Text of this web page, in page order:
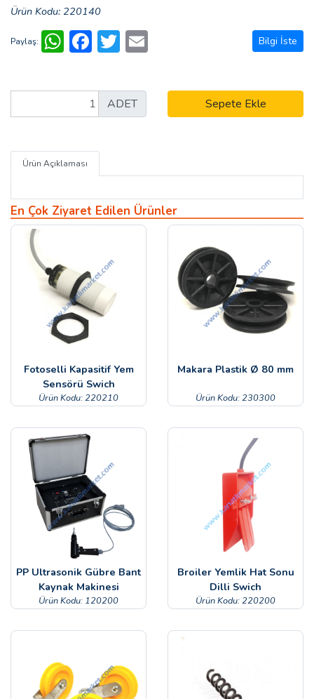
Ürün Kodu: 220140
Paylaş: WhatsApp
Facebook
Twitter Bilgi İste
ADET Sepete Ekle
Ürün Açıklaması
En Çok Ziyaret Edilen Ürünler
Fotoselli Kapasitif Yem
Sensörü Swich
Ürün Kodu: 220210
Makara Plastik Ø 80 mm
Ürün Kodu: 230300
PP Ultrasonik Gübre Bant
Kaynak Makinesi
Ürün Kodu: 120200
Broiler Yemlik Hat Sonu
Dilli Swich
Ürün Kodu: 220200